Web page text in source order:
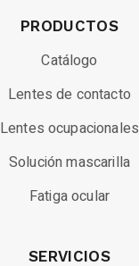
PRODUCTOS
Catálogo
Lentes de contacto
Lentes ocupacionales
Solución mascarilla
Fatiga ocular
SERVICIOS